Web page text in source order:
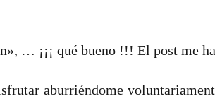
… ¡¡¡ qué bueno !!! El post me
aburriéndome